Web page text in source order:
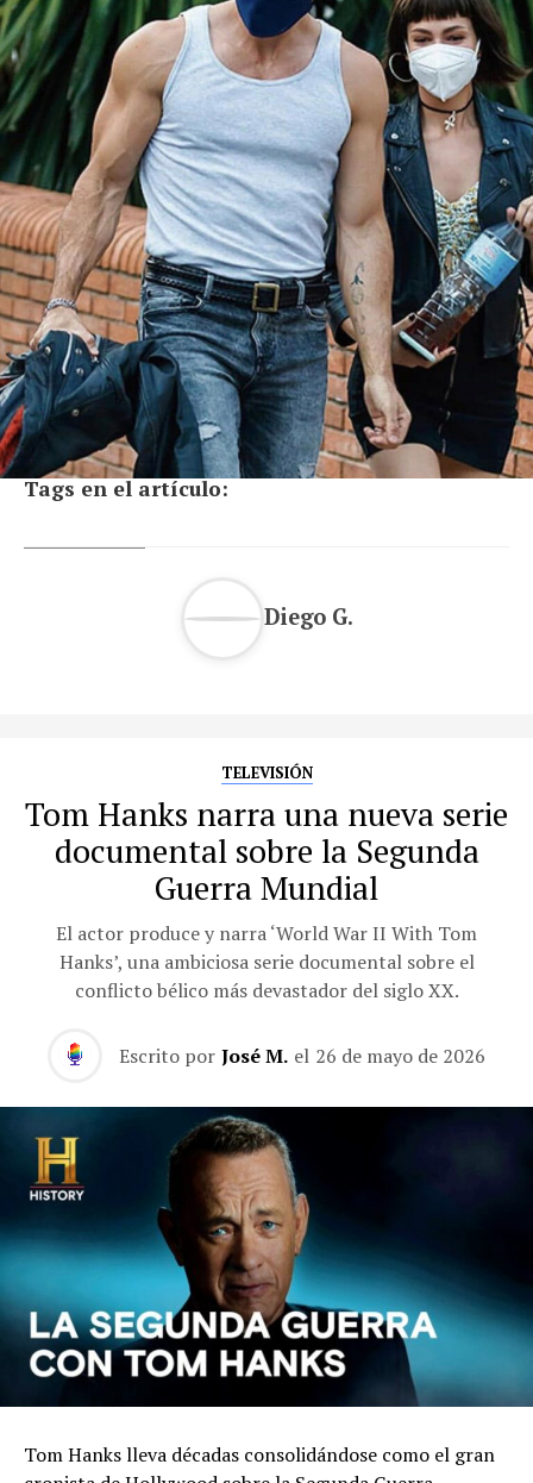
Tags en el artículo:
Diego G.
TELEVISIÓN
Tom Hanks narra una nueva serie
documental sobre la Segunda
Guerra Mundial
El actor produce y narra ‘World War II With Tom
Hanks’, una ambiciosa serie documental sobre el
conflicto bélico más devastador del siglo XX.
Escrito por José M. el 26 de mayo de 2026
Tom Hanks lleva décadas consolidándose como el gran